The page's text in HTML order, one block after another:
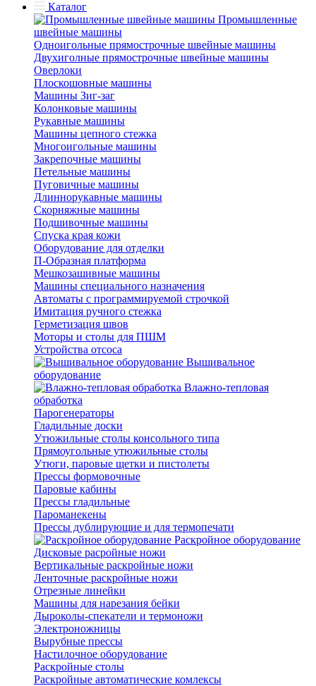
Каталог
Промышленные
швейные машины
Одноигольные прямострочные швейные машины
Двухиголные прямострочные швейные машины
Оверлоки
Плоскошовные машины
Машины Зиг-заг
Колонковые машины
Рукавные машины
Машины цепного стежка
Многоигольные машины
Закрепочные машины
Петельные машины
Пуговичные машины
Длиннорукавные машины
Скорняжные машины
Подшивочные машины
Спуска края кожи
Оборудование для отделки
П-Образная платформа
Мешкозашивные машины
Машины специального назначения
Автоматы с программируемой строчкой
Имитация ручного стежка
Герметизация швов
Моторы и столы для ПШМ
Устройства отсоса
Вышивальное
оборудование
Влажно-тепловая
обработка
Парогенераторы
Гладильные доски
Утюжильные столы консольного типа
Прямоугольные утюжильные столы
Утюги, паровые щетки и пистолеты
Прессы формовочные
Паровые кабины
Прессы гладильные
Пароманекены
Прессы дублирующие и для термопечати
Раскройное оборудование
Дисковые расройные ножи
Вертикальные раскройные ножи
Ленточные раскройные ножи
Отрезные линейки
Машины для нарезания бейки
Дыроколы-спекатели и термоножи
Электроножницы
Вырубные прессы
Настилочное оборудование
Раскройные столы
Раскройные автоматические комлексы